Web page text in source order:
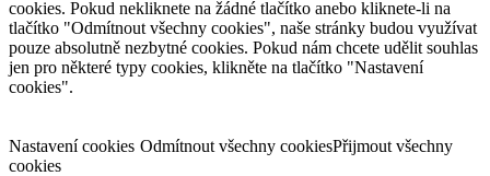
cookies. Pokud nekliknete na žádné tlačítko anebo kliknete-li na
tlačítko "Odmítnout všechny cookies", naše stránky budou využívat
pouze absolutně nezbytné cookies. Pokud nám chcete udělit souhlas
jen pro některé typy cookies, klikněte na tlačítko "Nastavení
cookies".
Nastavení cookies Odmítnout všechny cookiesPřijmout všechny
cookies